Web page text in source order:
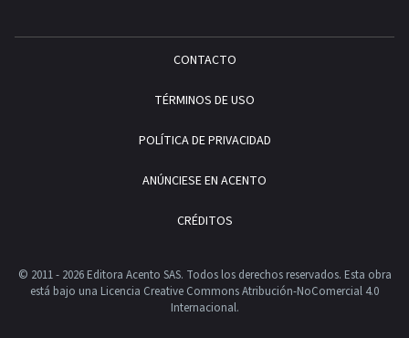
CONTACTO
TÉRMINOS DE USO
POLÍTICA DE PRIVACIDAD
ANÚNCIESE EN ACENTO
CRÉDITOS
© 2011 - 2026 Editora Acento SAS. Todos los derechos reservados. Esta obra
está bajo una Licencia Creative Commons Atribución-NoComercial 4.0
Internacional.